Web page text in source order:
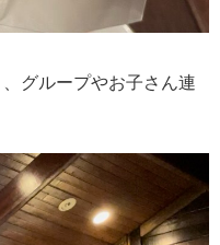
グループやお子さん連